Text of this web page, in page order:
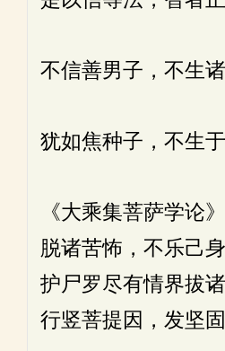
不信善男子，不生诸
犹如焦种子，不生于
《大乘集菩萨学论
脱诸苦怖，不乐己
护尸罗尽有情界拔
行竖菩提因，发坚